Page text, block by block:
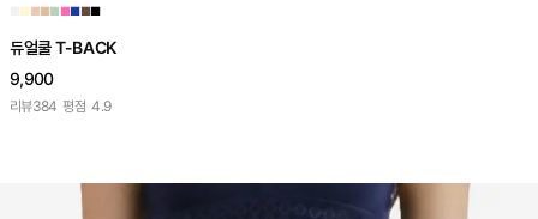
■■■■■■■■
듀얼쿨 T-BACK
9,900
리뷰384 평점 4.9